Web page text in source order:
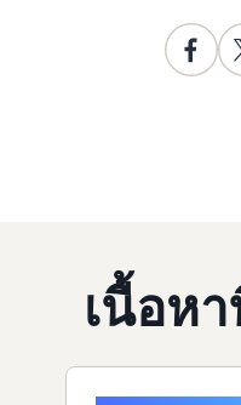
เนื้อห